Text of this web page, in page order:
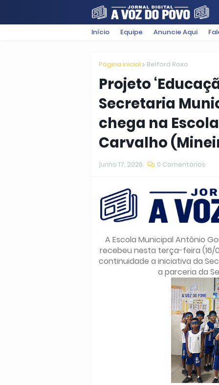
FILMES POLÍTICA
Início Equipe Anuncie Aqui
Página inicial Belford Roxo
Projeto
Secretaria
chega na
Carvalho
junho 17, 2026 0 Comentários
A Escola Municipal Antônio
recebeu nesta terça-feira (16/
continuidade a iniciativa da
a parceria da